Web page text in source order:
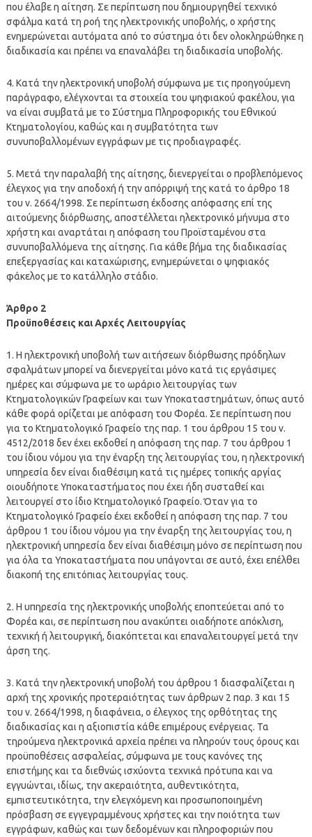
που έλαβε η αίτηση. Σε περίπτωση που δημιουργηθεί τεχνικό
σφάλμα κατά τη ροή της ηλεκτρονικής υποβολής, ο χρήστης
ενημερώνεται αυτόματα από το σύστημα ότι δεν ολοκληρώθηκε η
διαδικασία και πρέπει να επαναλάβει τη διαδικασία υποβολής.
4. Κατά την ηλεκτρονική υποβολή σύμφωνα με τις προηγούμενη
παράγραφο, ελέγχονται τα στοιχεία του ψηφιακού φακέλου, για
να είναι συμβατά με το Σύστημα Πληροφορικής του Εθνικού
Κτηματολογίου, καθώς και η συμβατότητα των
συνυποβαλλομένων εγγράφων με τις προδιαγραφές.
5. Μετά την παραλαβή της αίτησης, διενεργείται ο προβλεπόμενος
έλεγχος για την αποδοχή ή την απόρριψή της κατά το άρθρο 18
του ν. 2664/1998. Σε περίπτωση έκδοσης απόφασης επί της
αιτούμενης διόρθωσης, αποστέλλεται ηλεκτρονικό μήνυμα στο
χρήστη και αναρτάται η απόφαση του Προϊσταμένου στα
συνυποβαλλόμενα της αίτησης. Για κάθε βήμα της διαδικασίας
επεξεργασίας και καταχώρισης, ενημερώνεται ο ψηφιακός
φάκελος με το κατάλληλο στάδιο.
Άρθρο 2
Προϋποθέσεις και Αρχές Λειτουργίας
1. Η ηλεκτρονική υποβολή των αιτήσεων διόρθωσης πρόδηλων
σφαλμάτων μπορεί να διενεργείται μόνο κατά τις εργάσιμες
ημέρες και σύμφωνα με το ωράριο λειτουργίας των
Κτηματολογικών Γραφείων και των Υποκαταστημάτων, όπως αυτό
κάθε φορά ορίζεται με απόφαση του Φορέα. Σε περίπτωση που
για το Κτηματολογικό Γραφείο της παρ. 1 του άρθρου 15 του ν.
4512/2018 δεν έχει εκδοθεί η απόφαση της παρ. 7 του άρθρου 1
του ίδιου νόμου για την έναρξη της λειτουργίας του, η ηλεκτρονική
υπηρεσία δεν είναι διαθέσιμη κατά τις ημέρες τοπικής αργίας
οιουδήποτε Υποκαταστήματος που έχει ήδη συσταθεί και
λειτουργεί στο ίδιο Κτηματολογικό Γραφείο. Όταν για το
Κτηματολογικό Γραφείο έχει εκδοθεί η απόφαση της παρ. 7 του
άρθρου 1 του ίδιου νόμου για την έναρξη της λειτουργίας του, η
ηλεκτρονική υπηρεσία δεν είναι διαθέσιμη μόνο σε περίπτωση που
για όλα τα Υποκαταστήματα που υπάγονται σε αυτό, έχει επέλθει
διακοπή της επιτόπιας λειτουργίας τους.
2. Η υπηρεσία της ηλεκτρονικής υποβολής εποπτεύεται από το
Φορέα και, σε περίπτωση που ανακύπτει οιαδήποτε απόκλιση,
τεχνική ή λειτουργική, διακόπτεται και επαναλειτουργεί μετά την
άρση της.
3. Κατά την ηλεκτρονική υποβολή του άρθρου 1 διασφαλίζεται η
αρχή της χρονικής προτεραιότητας των άρθρων 2 παρ. 3 και 15
του ν. 2664/1998, η διαφάνεια, ο έλεγχος της ορθότητας της
διαδικασίας και η αξιοπιστία κάθε επιμέρους ενέργειας. Τα
τηρούμενα ηλεκτρονικά αρχεία πρέπει να πληρούν τους όρους και
προϋποθέσεις ασφαλείας, σύμφωνα με τους κανόνες της
επιστήμης και τα διεθνώς ισχύοντα τεχνικά πρότυπα και να
εγγυώνται, ιδίως, την ακεραιότητα, αυθεντικότητα,
εμπιστευτικότητα, την ελεγχόμενη και προσωποποιημένη
πρόσβαση σε εγγεγραμμένους χρήστες και την ποιότητα των
εγγράφων, καθώς και των δεδομένων και πληροφοριών που